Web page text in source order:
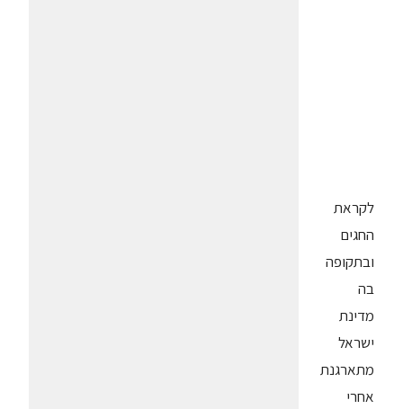
לקראת
החגים
ובתקופה
בה
מדינת
ישראל
מתארגנת
אחרי